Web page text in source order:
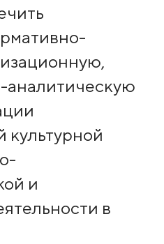
культурной
и
в